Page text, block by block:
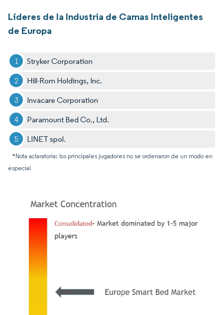
Líderes de la Industria de Camas Inteligentes
de Europa
Stryker Corporation
Hill-Rom Holdings, Inc.
Invacare Corporation
Paramount Bed Co., Ltd.
LINET spol.
*Nota aclaratoria: los principales jugadores no se ordenaron de un modo en
especial